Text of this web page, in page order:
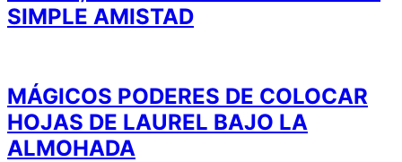
SIMPLE AMISTAD
MÁGICOS PODERES DE COLOCAR
HOJAS DE LAUREL BAJO LA
ALMOHADA